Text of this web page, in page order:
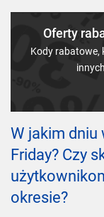
Oferty
Kody rabatowe,
W jakim dniu
Friday? Czy
okresie?